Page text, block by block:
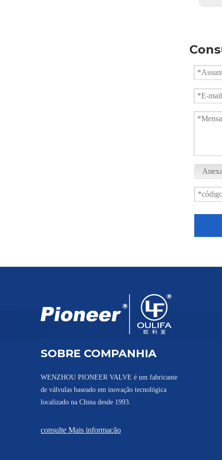
SOBRE COMPANHIA
WENZHOU PIONEER VALVE é um fabricante
de válvulas baseado em inovação tecnológica
localizado na China desde 1993.
consulte Mais informação